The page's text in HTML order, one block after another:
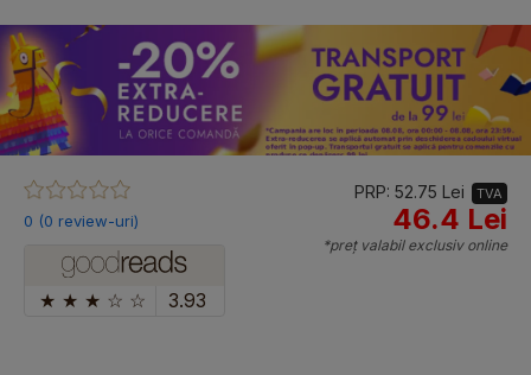
0 (0 review-uri)
★ ★ ★ ☆ ☆ 3.93
PRP: 52.75 Lei TVA
46.4 Lei
*preț valabil exclusiv online